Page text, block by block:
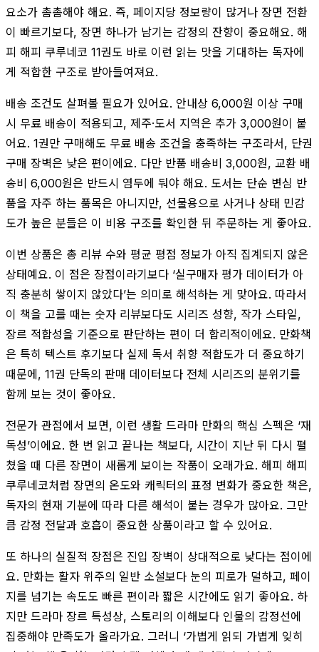
요소가 촘촘해야 해요. 즉, 페이지당 정보량이 많거나 장면 전환
이 빠르기보다, 장면 하나가 남기는 감정의 잔향이 중요해요. 해
피 해피 쿠루네코 11권도 바로 이런 읽는 맛을 기대하는 독자에
게 적합한 구조로 받아들여져요.
배송 조건도 살펴볼 필요가 있어요. 안내상 6,000원 이상 구매
시 무료 배송이 적용되고, 제주·도서 지역은 추가 3,000원이 붙
어요. 1권만 구매해도 무료 배송 조건을 충족하는 구조라서, 단권
구매 장벽은 낮은 편이에요. 다만 반품 배송비 3,000원, 교환 배
송비 6,000원은 반드시 염두에 둬야 해요. 도서는 단순 변심 반
품을 자주 하는 품목은 아니지만, 선물용으로 사거나 상태 민감
도가 높은 분들은 이 비용 구조를 확인한 뒤 주문하는 게 좋아요.
이번 상품은 총 리뷰 수와 평균 평점 정보가 아직 집계되지 않은
상태예요. 이 점은 장점이라기보다 ‘실구매자 평가 데이터가 아
직 충분히 쌓이지 않았다’는 의미로 해석하는 게 맞아요. 따라서
이 책을 고를 때는 숫자 리뷰보다도 시리즈 성향, 작가 스타일,
장르 적합성을 기준으로 판단하는 편이 더 합리적이에요. 만화책
은 특히 텍스트 후기보다 실제 독서 취향 적합도가 더 중요하기
때문에, 11권 단독의 판매 데이터보다 전체 시리즈의 분위기를
함께 보는 것이 좋아요.
전문가 관점에서 보면, 이런 생활 드라마 만화의 핵심 스펙은 ‘재
독성’이에요. 한 번 읽고 끝나는 책보다, 시간이 지난 뒤 다시 펼
쳤을 때 다른 장면이 새롭게 보이는 작품이 오래가요. 해피 해피
쿠루네코처럼 장면의 온도와 캐릭터의 표정 변화가 중요한 책은,
독자의 현재 기분에 따라 다른 해석이 붙는 경우가 많아요. 그만
큼 감정 전달과 호흡이 중요한 상품이라고 할 수 있어요.
또 하나의 실질적 장점은 진입 장벽이 상대적으로 낮다는 점이에
요. 만화는 활자 위주의 일반 소설보다 눈의 피로가 덜하고, 페이
지를 넘기는 속도도 빠른 편이라 짧은 시간에도 읽기 좋아요. 하
지만 드라마 장르 특성상, 스토리의 이해보다 인물의 감정선에
집중해야 만족도가 올라가요. 그러니 ‘가볍게 읽되 가볍게 잊히